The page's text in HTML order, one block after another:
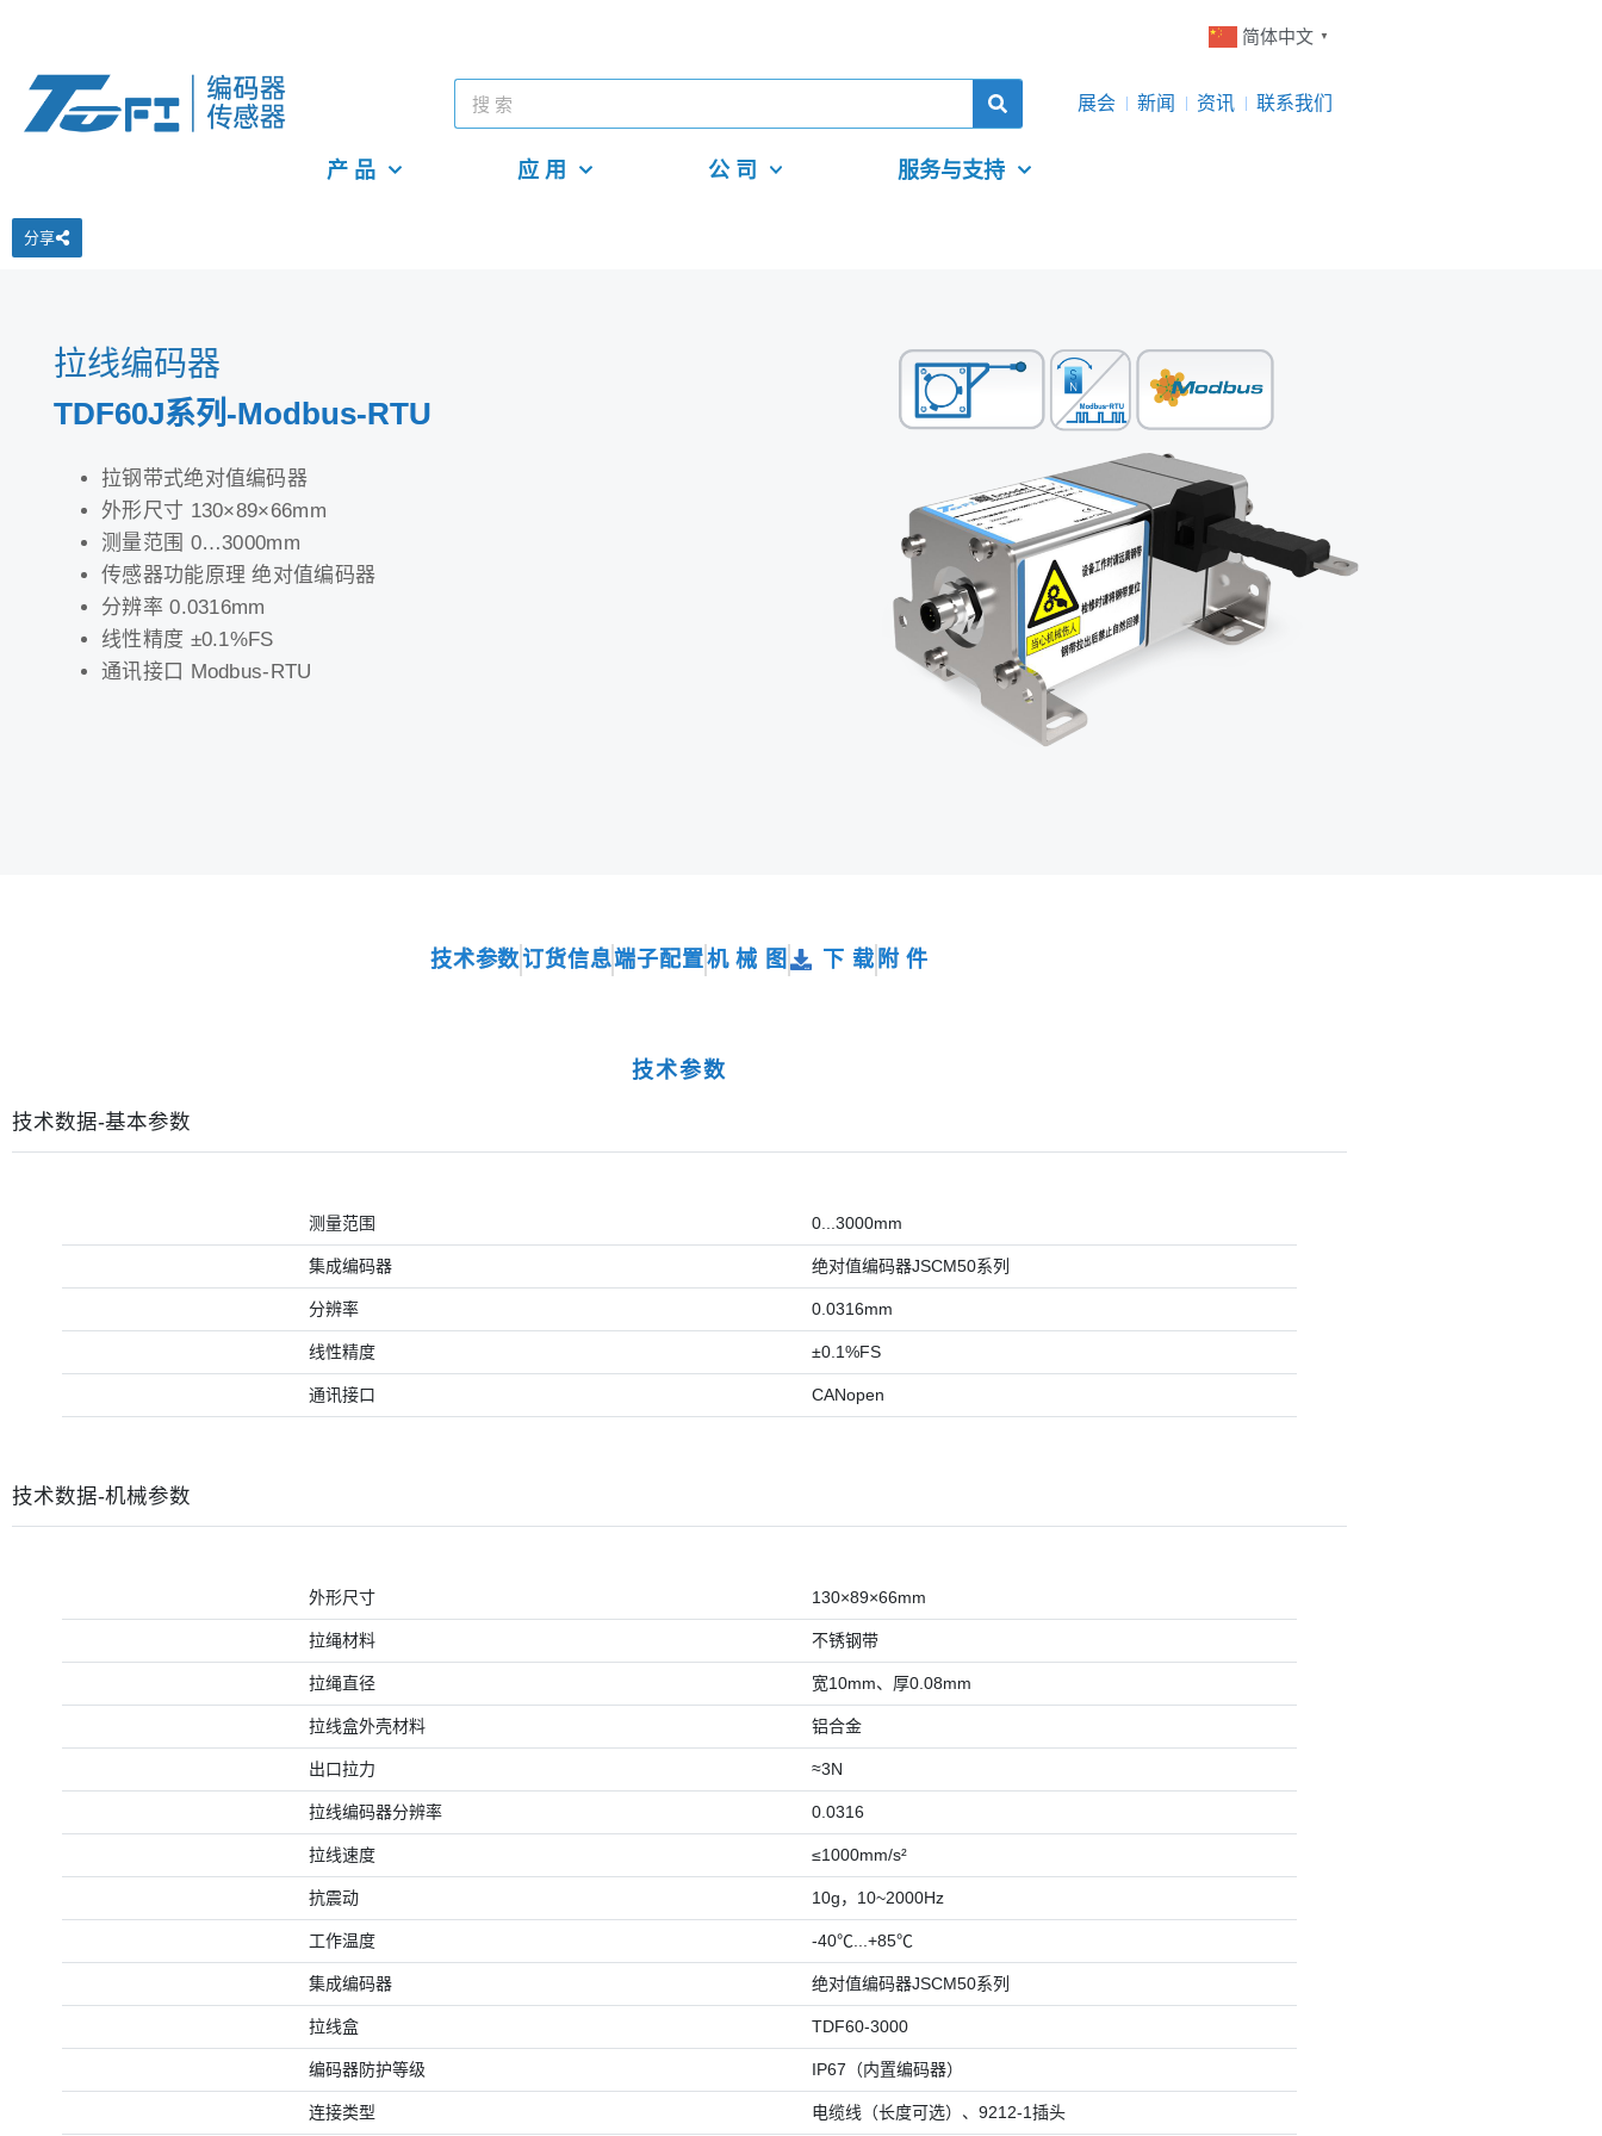
简体中文 ▼
展会 新闻 资讯 联系我们
产 品 应 用 公 司 服务与支持
分享
拉线编码器
TDF60J系列-Modbus-RTU
拉钢带式绝对值编码器
外形尺寸 130×89×66mm
测量范围 0…3000mm
传感器功能原理 绝对值编码器
分辨率 0.0316mm
线性精度 ±0.1%FS
通讯接口 Modbus-RTU
技术参数订货信息端子配置机 械 图 下 载 附 件
技术参数
技术数据-基本参数
测量范围 0...3000mm
集成编码器 绝对值编码器JSCM50系列
分辨率 0.0316mm
线性精度 ±0.1%FS
通讯接口 CANopen
技术数据-机械参数
外形尺寸 130×89×66mm
拉绳材料 不锈钢带
拉绳直径 宽10mm、厚0.08mm
拉线盒外壳材料 铝合金
出口拉力 ≈3N
拉线编码器分辨率 0.0316
拉线速度 ≤1000mm/s²
抗震动 10g，10~2000Hz
工作温度 -40℃...+85℃
集成编码器 绝对值编码器JSCM50系列
拉线盒 TDF60-3000
编码器防护等级 IP67（内置编码器）
连接类型 电缆线（长度可选）、9212-1插头